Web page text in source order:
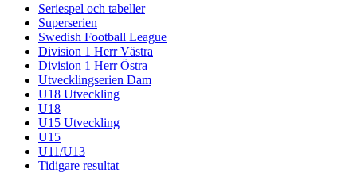
Seriespel och tabeller
Superserien
Swedish Football League
Division 1 Herr Västra
Division 1 Herr Östra
Utvecklingserien Dam
U18 Utveckling
U18
U15 Utveckling
U15
U11/U13
Tidigare resultat